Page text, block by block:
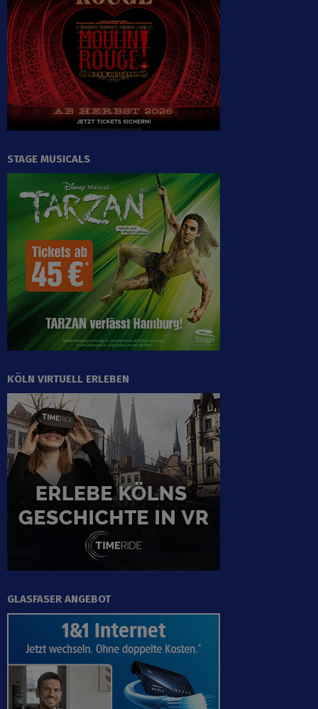
STAGE MUSICALS
KÖLN VIRTUELL ERLEBEN
GLASFASER ANGEBOT